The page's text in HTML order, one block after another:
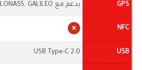
GPS يدعم مع A-GPS, GLONASS, GALILEO
NFC
USB
USB Type-C 2.0